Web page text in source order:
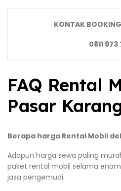
KONTAK
0811 973
FAQ Rental
Pasar
Berapa harga Rental Mobil
Adapun harga sewa paling
paket rental mobil selama
jasa pengemudi.